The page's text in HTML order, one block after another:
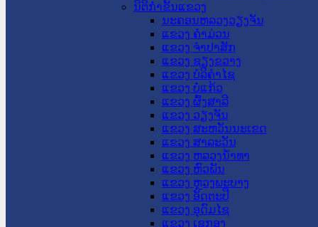
ນິຕິກໍາຂັ້ນແຂວງ
ນະ​ຄອນ​ຫລວງວຽງຈັນ
ແຂວງ ຄໍາມ່ວນ
ແຂວງ ຈໍາປາສັກ
ແຂວງ ຊຽງຂວາງ
ແຂວງ ບໍລິຄໍາໄຊ
ແຂວງ ບໍ່ແກ້ວ
ແຂວງ ຜົ້ງສາລີ
ແຂວງ ວຽງຈັນ
ແຂວງ ສະຫວັນນະເຂດ
ແຂວງ ສາລະວັນ
ແຂວງ ຫລວງນໍ້າທາ
ແຂວງ ຫົວພັນ
ແຂວງ ຫຼວງພະບາງ
ແຂວງ ອັດຕະປື
ແຂວງ ອຸດົມໄຊ
ແຂວງ ເຊກອງ